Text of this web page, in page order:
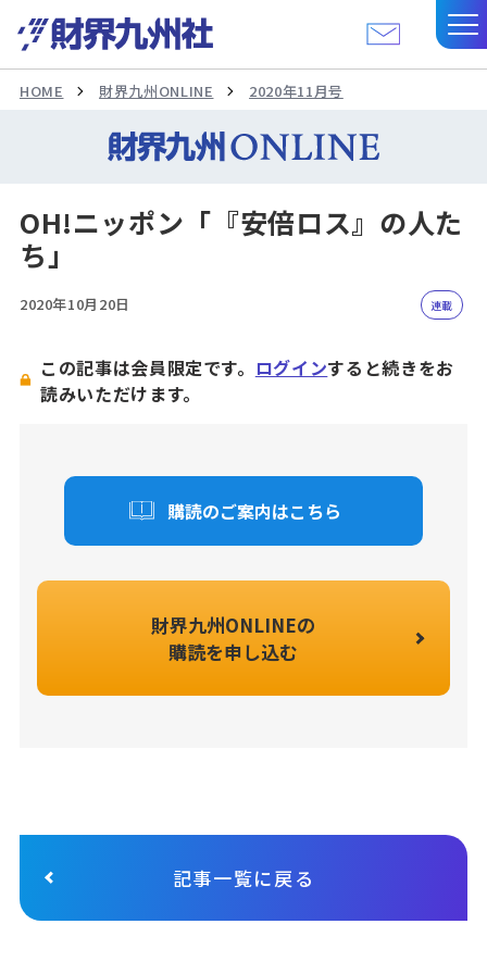
HOME 財界九州ONLINE 2020年11月号
OH!ニッポン「『安倍ロス』の人た
ち」
2020年10月20日 連載
この記事は会員限定です。 ログインすると続きをお
読みいただけます。
購読のご案内はこちら
財界九州ONLINEの
購読を申し込む
記事一覧に戻る